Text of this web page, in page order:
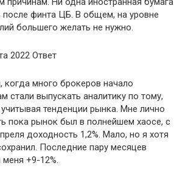
после финта ЦБ. В общем, на уровне
большего желать не нужно.
2022 Ответ
когда много брокеров начало
стали выпускать аналитику по тому,
тенденции рынка. Мне лично
пока рынок был в полнейшем хаосе, с
доходность 1,2%. Мало, но я хотя
Последние пару месяцев
+9-12%.